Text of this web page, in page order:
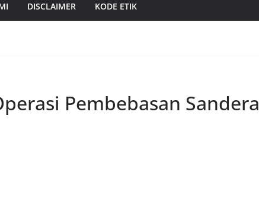
DISCLAIMER KODE ETIK
Pembebasan Sandera